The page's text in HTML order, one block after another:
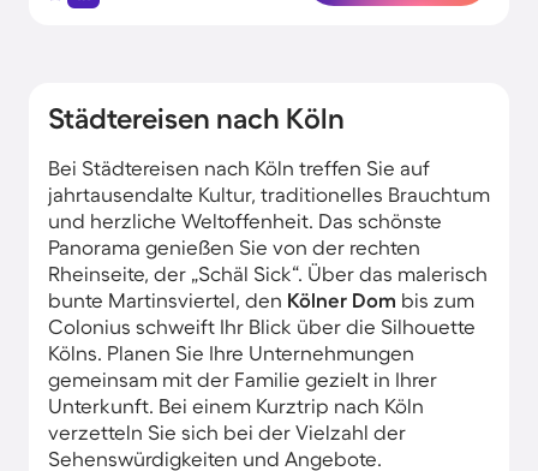
Städtereisen nach Köln
Bei Städtereisen nach Köln treffen Sie auf
jahrtausendalte Kultur, traditionelles Brauchtum
und herzliche Weltoffenheit. Das schönste
Panorama genießen Sie von der rechten
Rheinseite, der „Schäl Sick“. Über das malerisch
bunte Martinsviertel, den Kölner Dom bis zum
Colonius schweift Ihr Blick über die Silhouette
Kölns. Planen Sie Ihre Unternehmungen
gemeinsam mit der Familie gezielt in Ihrer
Unterkunft. Bei einem Kurztrip nach Köln
verzetteln Sie sich bei der Vielzahl der
Sehenswürdigkeiten und Angebote.